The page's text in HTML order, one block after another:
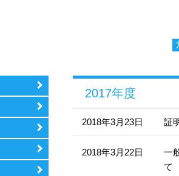
2017年度
2018年3月23日 証
2018年3月22日
一
て